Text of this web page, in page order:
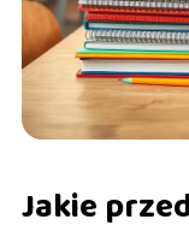
Jakie